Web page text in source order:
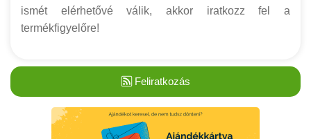
ismét elérhetővé válik, akkor iratkozz fel a
termékfigyelőre!
Feliratkozás